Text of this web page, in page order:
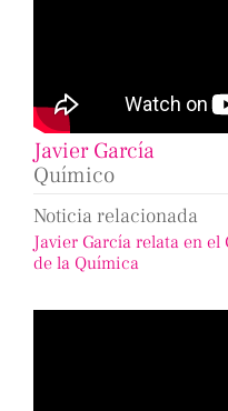
Javier García
Químico
Noticia relacionada
Javier García relata en
de la Química